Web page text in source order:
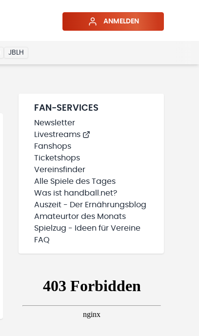
ANMELDEN
JBLH
FAN-SERVICES
Newsletter
Livestreams
Fanshops
Ticketshops
Vereinsfinder
Alle Spiele des Tages
Was ist handball.net?
Auszeit - Der Ernährungsblog
Amateurtor des Monats
Spielzug - Ideen für Vereine
FAQ